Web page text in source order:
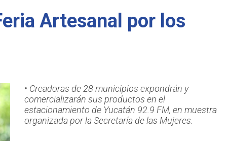
Artesanal por los
• Creadoras de 28 municipios expondrán y
comercializarán sus productos en el
estacionamiento de Yucatán 92.9 FM, en muestra
organizada por la Secretaría de las Mujeres.